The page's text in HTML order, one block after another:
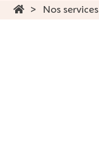
Nos services